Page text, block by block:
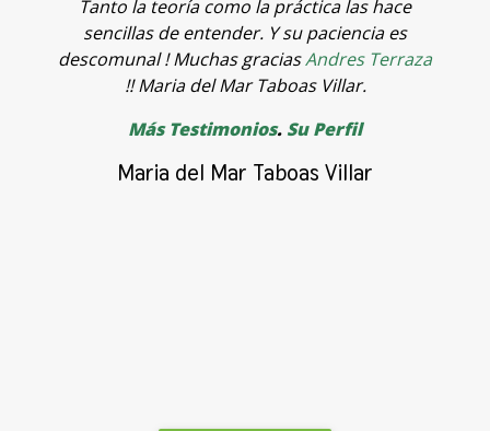
Tanto la teoría como la práctica las hace
sencillas de entender. Y su paciencia es
descomunal ! Muchas graciasAndres Terraza
!! Maria del Mar Taboas Villar.
Más Testimonios. Su Perfil
Maria del Mar Taboas Villar